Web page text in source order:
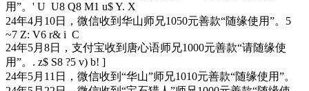
用”。 ' U U8 Q8 M1 u$ Y. X
24年4月10日，微信收到华山师兄1050元善款“随缘使用”。 5
~7 Z: V6 r& i C
24年5月8日，支付宝收到唐心语师兄1000元善款“请随缘使
用”。 . z$ S8 ?5 v) b! ]
24年5月11日，微信收到“华山”师兄1010元善款“随缘使用”。